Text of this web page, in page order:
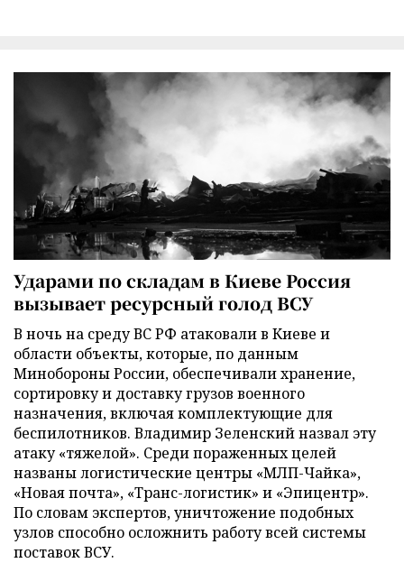
Ударами по складам в Киеве Россия
вызывает ресурсный голод ВСУ
В ночь на среду ВС РФ атаковали в Киеве и
области объекты, которые, по данным
Минобороны России, обеспечивали хранение,
сортировку и доставку грузов военного
назначения, включая комплектующие для
беспилотников. Владимир Зеленский назвал эту
атаку «тяжелой». Среди пораженных целей
названы логистические центры «МЛП-Чайка»,
«Новая почта», «Транс-логистик» и «Эпицентр».
По словам экспертов, уничтожение подобных
узлов способно осложнить работу всей системы
поставок ВСУ.